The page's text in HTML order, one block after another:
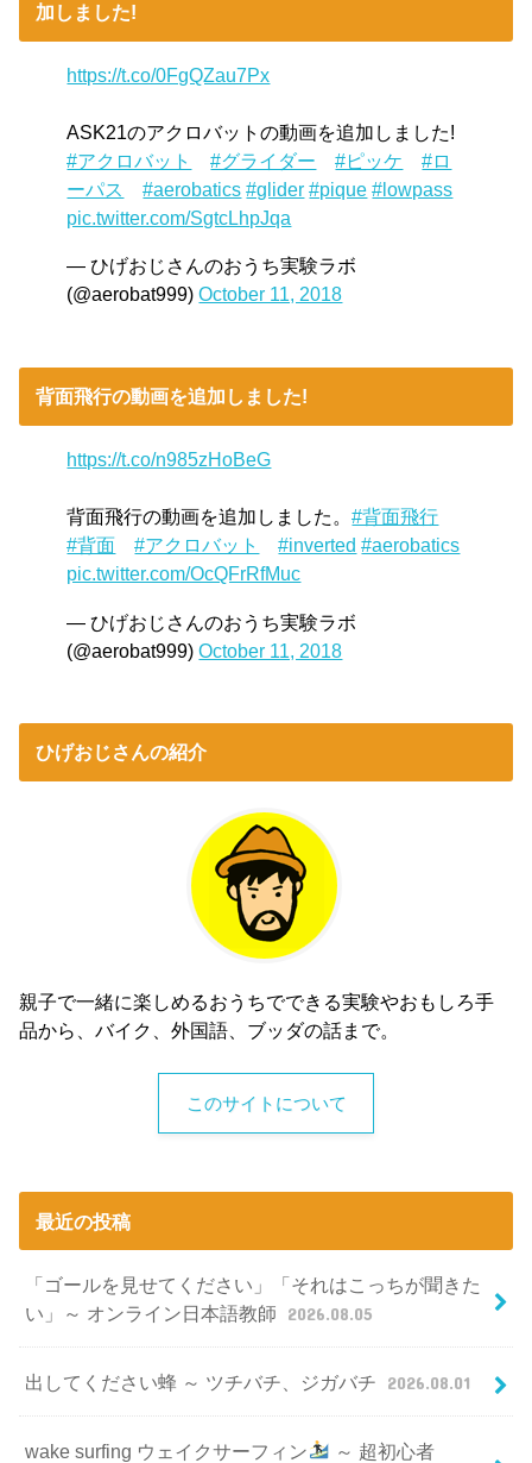
加しました!
https://t.co/0FgQZau7Px
ASK21のアクロバットの動画を追加しました!
#アクロバット
#グライダー #ピッケ
#ロ
ーパス
#aerobatics #glider #pique #lowpass
pic.twitter.com/SgtcLhpJqa
— ひげおじさんのおうち実験ラボ
(@aerobat999)October 11, 2018
背面飛行の動画を追加しました!
https://t.co/n985zHoBeG
背面飛行の動画を追加しました。#背面飛行
#背面
#アクロバット #inverted #aerobatics
pic.twitter.com/OcQFrRfMuc
— ひげおじさんのおうち実験ラボ
(@aerobat999)October 11, 2018
ひげおじさんの紹介
親子で一緒に楽しめるおうちでできる実験やおもしろ手
品から、バイク、外国語、ブッダの話まで。
このサイトについて
最近の投稿
「ゴールを見せてください」「それはこっちが聞きた
い」～ オンライン日本語教師
2026.08.05
出してください蜂 ～ ツチバチ、ジガバチ 2026.08.01
wake surfing ウェイクサーフィン
～ 超初心者